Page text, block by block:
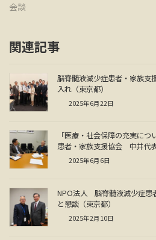
会談
関連記事
脳脊髄液減少症患者・家族支
入れ（東京都）
2025年6月22日
「医療・社会保障の充実に
患者・家族支援協会 中井代
2025年6月6日
NPO法人 脳脊髄液減少症患
と懇談（東京都）
2025年2月10日